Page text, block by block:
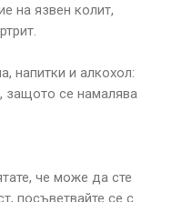
на язвен колит,
напитки и алкохол:
защото се намалява
че може да сте
посъветвайте се с